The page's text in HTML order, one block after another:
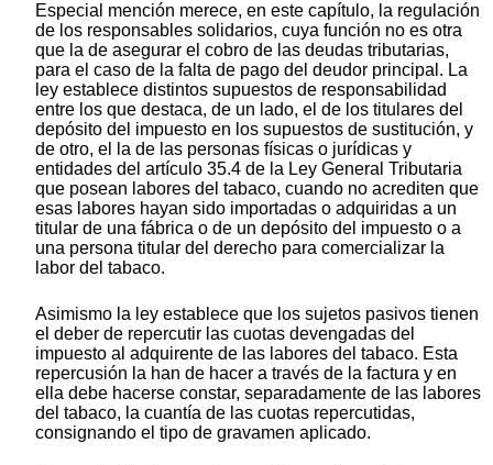
Especial mención merece, en este capítulo, la regulación
de los responsables solidarios, cuya función no es otra
que la de asegurar el cobro de las deudas tributarias,
para el caso de la falta de pago del deudor principal. La
ley establece distintos supuestos de responsabilidad
entre los que destaca, de un lado, el de los titulares del
depósito del impuesto en los supuestos de sustitución, y
de otro, el la de las personas físicas o jurídicas y
entidades del artículo 35.4 de la Ley General Tributaria
que posean labores del tabaco, cuando no acrediten que
esas labores hayan sido importadas o adquiridas a un
titular de una fábrica o de un depósito del impuesto o a
una persona titular del derecho para comercializar la
labor del tabaco.
Asimismo la ley establece que los sujetos pasivos tienen
el deber de repercutir las cuotas devengadas del
impuesto al adquirente de las labores del tabaco. Esta
repercusión la han de hacer a través de la factura y en
ella debe hacerse constar, separadamente de las labores
del tabaco, la cuantía de las cuotas repercutidas,
consignando el tipo de gravamen aplicado.